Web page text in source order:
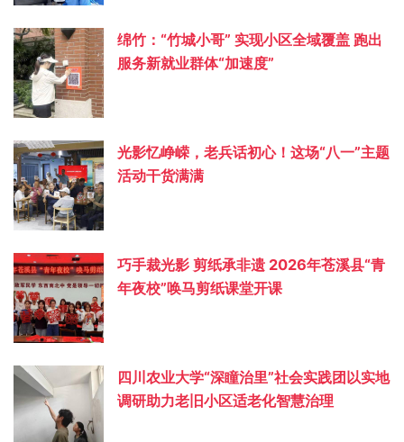
绵竹：“竹城小哥” 实现小区全域覆盖 跑出
服务新就业群体“加速度”
光影忆峥嵘，老兵话初心！这场“八一”主题
活动干货满满
巧手裁光影 剪纸承非遗 2026年苍溪县“青
年夜校”唤马剪纸课堂开课
四川农业大学“深瞳治里”社会实践团以实地
调研助力老旧小区适老化智慧治理